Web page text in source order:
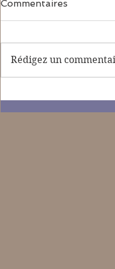
Commentaires
Rédigez un